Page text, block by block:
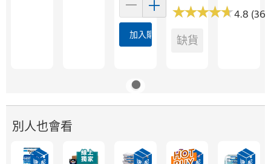
加入購物車
★★★★★
★★★★★4.8
缺貨
別人也會看